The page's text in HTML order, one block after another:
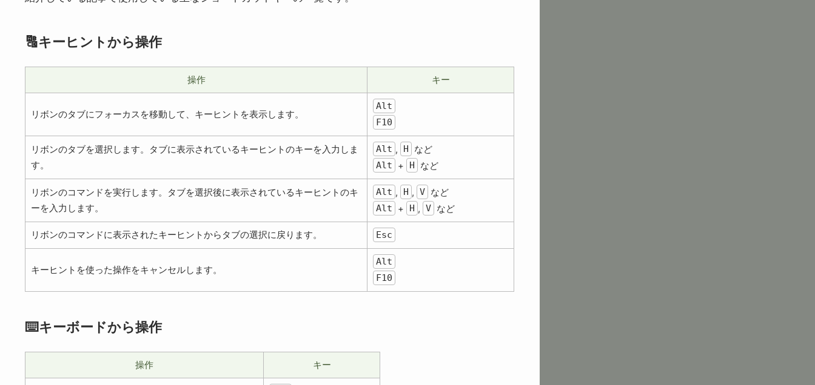
🔠キーヒントから操作
操作 キー
リボンのタブにフォーカスを移動して、キーヒントを表示します。
Alt
F10
リボンのタブを選択します。タブに表示されているキーヒントのキーを入力しま
す。
Alt , H
など
Alt
+ H など
リボンのコマンドを実行します。タブを選択後に表示されているキーヒントのキ
ーを入力します。
Alt , H , V など
Alt
+ H , V など
リボンのコマンドに表示されたキーヒントからタブの選択に戻ります。 Esc
キーヒントを使った操作をキャンセルします。
Alt
F10
⌨️キーボードから操作
操作 キー